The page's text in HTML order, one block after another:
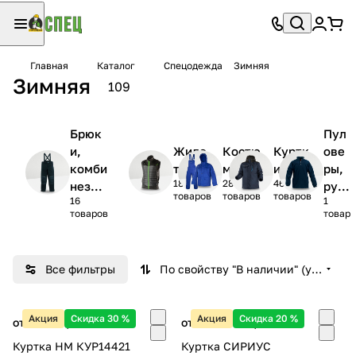
Главная Каталог Спецодежда Зимняя
Зимняя 109
Брюк
и,
комби
незон
ы,
полук
16
товаров
Жиле
ты
18
товаров
Костю
мы
28
товаров
Куртк
и
46
товаров
Пул
ове
ры,
руб
ашк
и
1
товар
Все фильтры По свойству "В наличии" (убывание)
Акция Скидка 30 %
от 2 198 ₽/шт
Куртка HM КУР14421
Акция Скидка 20 %
от 2 866.40 ₽/шт
Куртка СИРИУС